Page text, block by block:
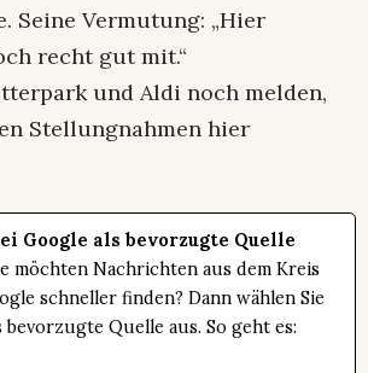
Seine Vermutung: „Hier
recht gut mit.“
und Aldi noch melden,
Stellungnahmen hier
Google als bevorzugte Quelle
möchten Nachrichten aus dem Kreis
schneller finden? Dann wählen Sie
bevorzugte Quelle aus. So geht es: